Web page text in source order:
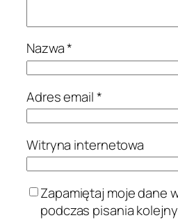
Nazwa*
Adres email*
Witryna internetowa
Zapamiętaj moje dane
podczas pisania